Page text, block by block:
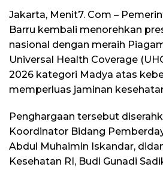
Jakarta, Menit7. Com –
Barru kembali menorehkan
nasional dengan meraih
Universal Health Coverage
2026 kategori Madya atas
memperluas jaminan
Penghargaan tersebut
Koordinator Bidang
Abdul Muhaimin Iskandar,
Kesehatan RI, Budi Gunadi